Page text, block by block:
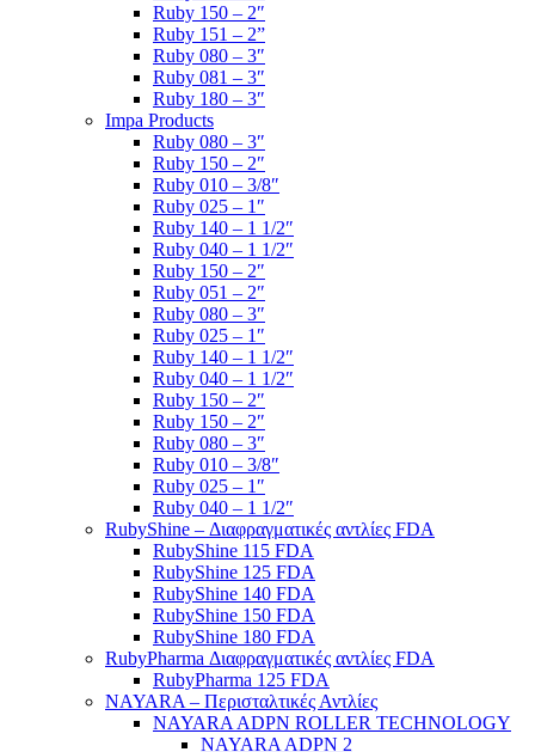
Ruby 150 – 2″
Ruby 151 – 2”
Ruby 080 – 3″
Ruby 081 – 3″
Ruby 180 – 3″
Impa Products
Ruby 080 – 3″
Ruby 150 – 2″
Ruby 010 – 3/8″
Ruby 025 – 1″
Ruby 140 – 1 1/2″
Ruby 040 – 1 1/2″
Ruby 150 – 2″
Ruby 051 – 2″
Ruby 080 – 3″
Ruby 025 – 1″
Ruby 140 – 1 1/2″
Ruby 040 – 1 1/2″
Ruby 150 – 2″
Ruby 150 – 2″
Ruby 080 – 3″
Ruby 010 – 3/8″
Ruby 025 – 1″
Ruby 040 – 1 1/2″
RubyShine – Διαφραγματικές αντλίες FDA
RubyShine 115 FDA
RubyShine 125 FDA
RubyShine 140 FDA
RubyShine 150 FDA
RubyShine 180 FDA
RubyPharma Διαφραγματικές αντλίες FDA
RubyPharma 125 FDA
NAYARA – Περισταλτικές Αντλίες
NAYARA ADPN ROLLER TECHNOLOGY
NAYARA ADPN 2